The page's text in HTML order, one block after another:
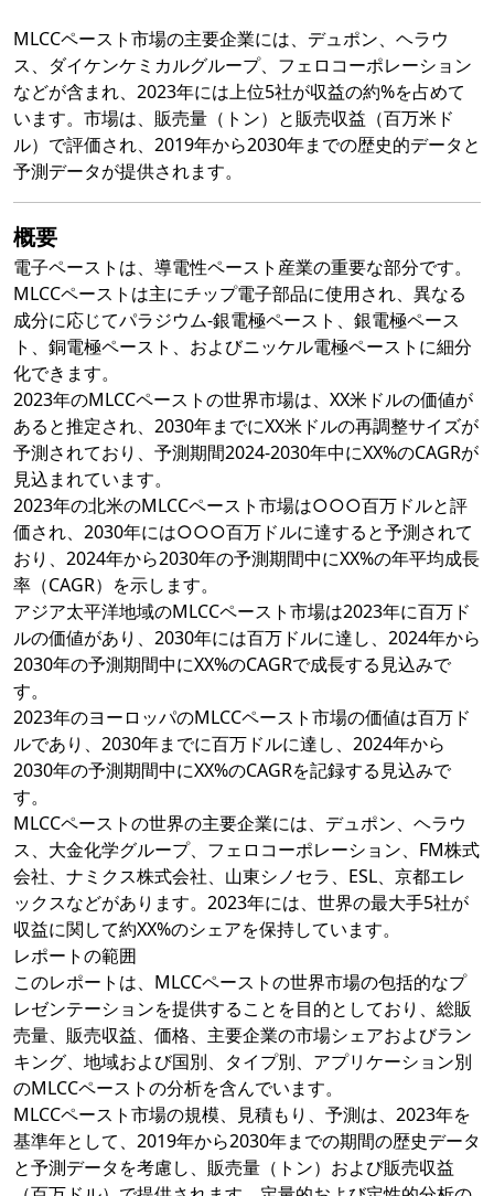
MLCCペースト市場の主要企業には、デュポン、ヘラウ
ス、ダイケンケミカルグループ、フェロコーポレーション
などが含まれ、2023年には上位5社が収益の約%を占めて
います。市場は、販売量（トン）と販売収益（百万米ド
ル）で評価され、2019年から2030年までの歴史的データと
予測データが提供されます。
概要
電子ペーストは、導電性ペースト産業の重要な部分です。
MLCCペーストは主にチップ電子部品に使用され、異なる
成分に応じてパラジウム-銀電極ペースト、銀電極ペース
ト、銅電極ペースト、およびニッケル電極ペーストに細分
化できます。
2023年のMLCCペーストの世界市場は、XX米ドルの価値が
あると推定され、2030年までにXX米ドルの再調整サイズが
予測されており、予測期間2024-2030年中にXX%のCAGRが
見込まれています。
2023年の北米のMLCCペースト市場は○○○百万ドルと評
価され、2030年には○○○百万ドルに達すると予測されて
おり、2024年から2030年の予測期間中にXX%の年平均成長
率（CAGR）を示します。
アジア太平洋地域のMLCCペースト市場は2023年に百万ド
ルの価値があり、2030年には百万ドルに達し、2024年から
2030年の予測期間中にXX%のCAGRで成長する見込みで
す。
2023年のヨーロッパのMLCCペースト市場の価値は百万ド
ルであり、2030年までに百万ドルに達し、2024年から
2030年の予測期間中にXX%のCAGRを記録する見込みで
す。
MLCCペーストの世界の主要企業には、デュポン、ヘラウ
ス、大金化学グループ、フェロコーポレーション、FM株式
会社、ナミクス株式会社、山東シノセラ、ESL、京都エレ
ックスなどがあります。2023年には、世界の最大手5社が
収益に関して約XX%のシェアを保持しています。
レポートの範囲
このレポートは、MLCCペーストの世界市場の包括的なプ
レゼンテーションを提供することを目的としており、総販
売量、販売収益、価格、主要企業の市場シェアおよびラン
キング、地域および国別、タイプ別、アプリケーション別
のMLCCペーストの分析を含んでいます。
MLCCペースト市場の規模、見積もり、予測は、2023年を
基準年として、2019年から2030年までの期間の歴史データ
と予測データを考慮し、販売量（トン）および販売収益